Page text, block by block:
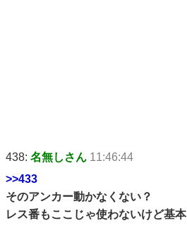
438: 名無しさん 11:46:44
>>433
そのアンカー動かなくない？
レス番もここじゃ使わないけど基本